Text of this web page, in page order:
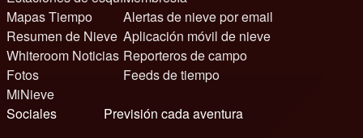
Mapas Tiempo
Resumen de Nieve
Whiteroom Noticias
Fotos
MiNieve
Alertas de nieve por email
Aplicación móvil de nieve
Reporteros de campo
Feeds de tiempo
Sociales
Previsión cada aventura